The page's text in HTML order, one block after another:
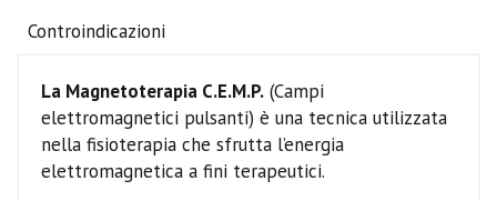
Controindicazioni
La Magnetoterapia C.E.M.P. (Campi
elettromagnetici pulsanti) è una tecnica utilizzata
nella fisioterapia che sfrutta l’energia
elettromagnetica a fini terapeutici.